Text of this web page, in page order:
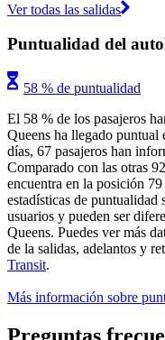
Ver todas las salidas
Puntualidad del
58 % de puntualidad
El 58 % de los pasajeros
Queens ha llegado
días, 67 pasajeros han
Comparado con las otras
encuentra en la posición
estadísticas de puntualidad
usuarios y pueden ser
Queens. Puedes ver más
de la salidas, adelantos y
Transit.
Más información sobre